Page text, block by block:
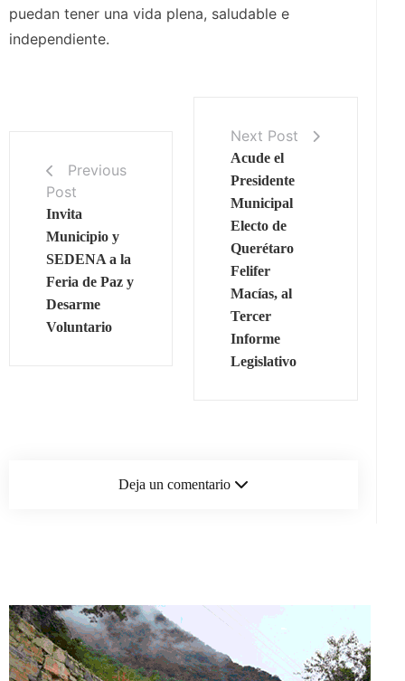
puedan tener una vida plena, saludable e
independiente.
Previous
Post
Invita
Municipio y
SEDENA a la
Feria de Paz y
Desarme
Voluntario
Next Post
Acude el
Presidente
Municipal
Electo de
Querétaro
Felifer
Macías, al
Tercer
Informe
Legislativo
Deja un comentario